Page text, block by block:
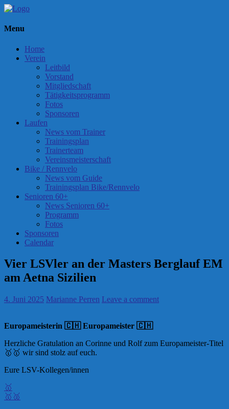
Menu
Home
Verein
Leitbild
Vorstand
Mitgliedschaft
Tätigkeitsprogramm
Fotos
Sponsoren
Laufen
News vom Trainer
Trainingsplan
Trainerteam
Vereinsmeisterschaft
Bike / Rennvelo
News vom Guide
Trainingsplan Bike/Rennvelo
Senioren 60+
News Senioren 60+
Programm
Fotos
Sponsoren
Calendar
Vier LSVler an der Masters Berglauf EM
am Aetna Sizilien
4. Juni 2025 Marianne Perren Leave a comment
Europameisterin 🇨🇭 Europameister 🇨🇭
Herzliche Gratulation an Corinne und Rolf zum Europameister-Titel
🥇🥇 wir sind stolz auf euch.
Eure LSV-Kollegen/innen
🥇
🥇 🥈